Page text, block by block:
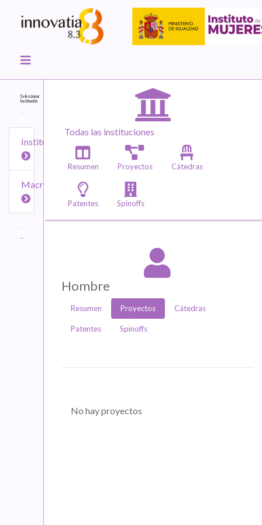
Seleccionar
Institución
Instituciones
Macroáreas
Todas las instituciones
Resumen Proyectos Cátedras
Patentes Spinoffs
Hombre
Resumen Proyectos Cátedras
Patentes Spinoffs
No hay proyectos